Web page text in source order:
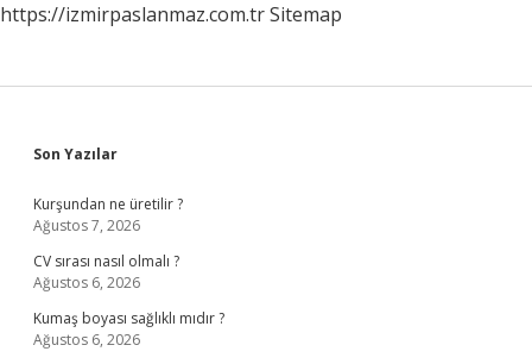
https://izmirpaslanmaz.com.trSitemap
Sidebar
Son Yazılar
Kurşundan ne üretilir ?
Ağustos 7, 2026
CV sırası nasıl olmalı ?
Ağustos 6, 2026
Kumaş boyası sağlıklı mıdır ?
Ağustos 6, 2026